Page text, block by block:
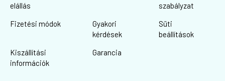
elállás
Fizetési módok
Kiszállítási
információk
Gyakori
kérdések
Garancia
szabályzat
Süti
beállítások